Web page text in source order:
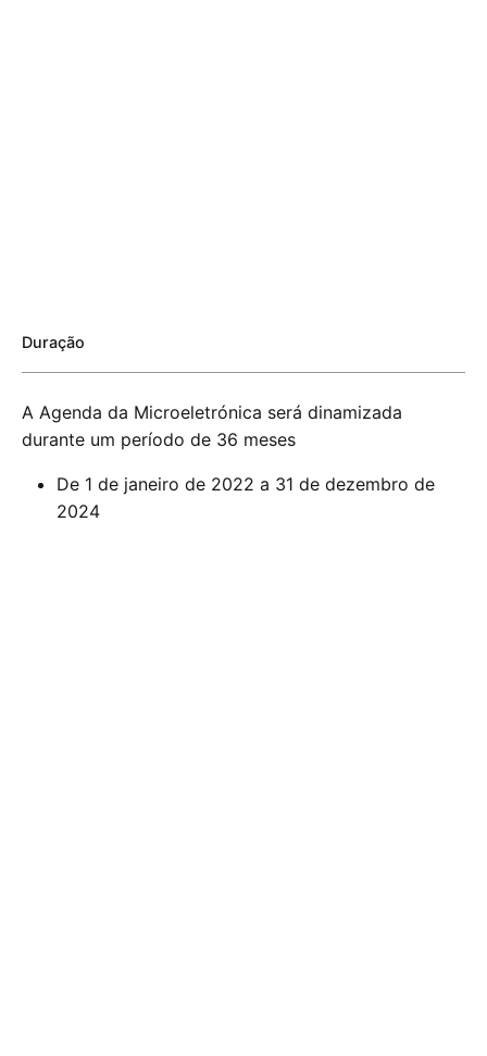
Duração
A Agenda da Microeletrónica será dinamizada
durante um período de 36 meses
De 1 de janeiro de 2022 a 31 de dezembro de
2024